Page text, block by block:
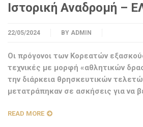
Ιστορική Αναδρομή –
22/05/2024 BY ADMIN
Οι πρόγονοι των Κορεατών
τεχνικές με μορφή «αθλητικών
την διάρκεια θρησκευτικών
μετατράπηκαν σε ασκήσεις για να
READ MORE